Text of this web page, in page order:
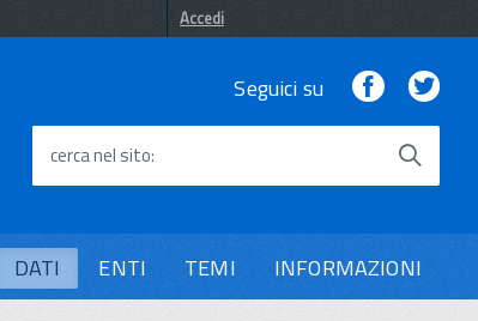
Accedi
Seguici su Facebook
cerca nel sito
DATI ENTI TEMI INFORMAZIONI